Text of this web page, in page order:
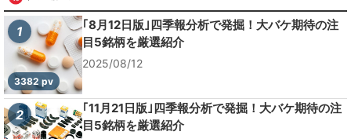
1
3382 pv
｢8月12日版｣四季報分析で発掘！大バケ期待の注
目5銘柄を厳選紹介
2025/08/12
2
｢11月21日版｣四季報分析で発掘！大バケ期待の注
目5銘柄を厳選紹介